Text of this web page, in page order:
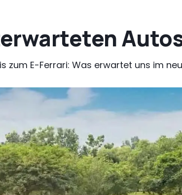
zum E-Ferrari: Was erwartet uns im